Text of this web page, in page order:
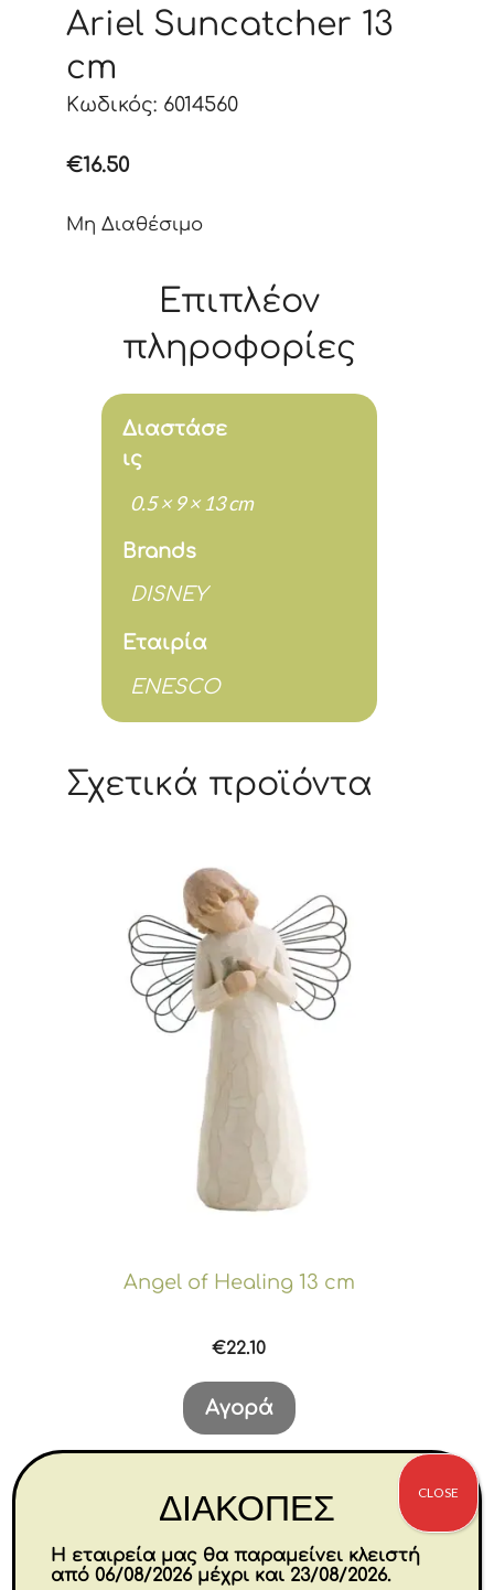
Ariel Suncatcher 13
cm
Κωδικός: 6014560
€16.50
Μη Διαθέσιμο
Επιπλέον
πληροφορίες
Διαστάσε
ις
0.5 × 9 × 13 cm
Brands
DISNEY
Εταιρία
ENESCO
Σχετικά προϊόντα
Angel of Healing 13 cm
€22.10
Αγορά
ΔΙΑΚΟΠΕΣ
Η εταιρεία μας θα παραμείνει κλειστή
από 06/08/2026 μέχρι και 23/08/2026.
CLOSE